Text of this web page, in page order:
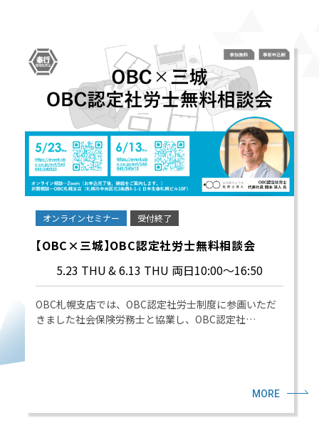
オンラインセミナー 受付終了
【OBC×三城】OBC認定社労士無料相談会
5.23 THU& 6.13 THU 両日10:00～16:50
OBC札幌支店では、OBC認定社労士制度に参画いただ
きました社会保険労務士と協業し、OBC認定社…
MORE